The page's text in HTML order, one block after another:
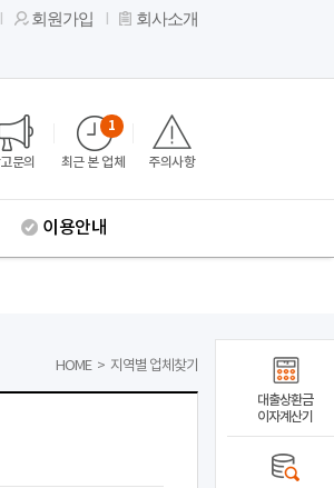
회원가입 회사소개
문의 최근 본 업체
1
주의사항
이용안내
HOME > 지역별 업체찾기
대출상환금
이자계산기